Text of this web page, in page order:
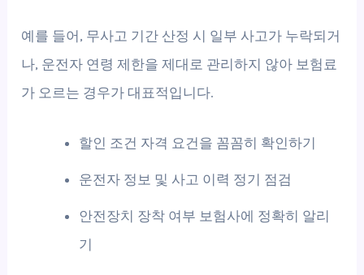
예를 들어, 무사고 기간 산정 시 일부 사고가 누락되거
나, 운전자 연령 제한을 제대로 관리하지 않아 보험료
가 오르는 경우가 대표적입니다.
할인 조건 자격 요건을 꼼꼼히 확인하기
운전자 정보 및 사고 이력 정기 점검
안전장치 장착 여부 보험사에 정확히 알리
기